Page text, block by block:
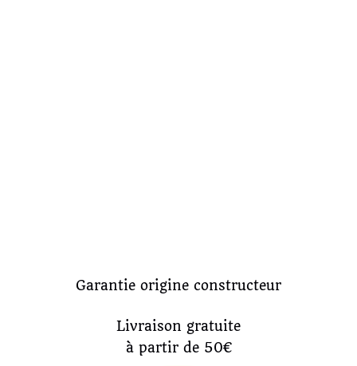
Garantie origine constructeur
Livraison gratuite
à partir de 50€